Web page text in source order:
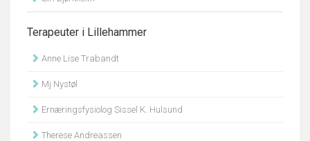
Terapeuter i Lillehammer
Anne Lise Trabandt
Mj Nystøl
Ernæringsfysiolog Sissel K. Hulsund
Therese Andreassen